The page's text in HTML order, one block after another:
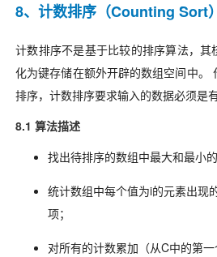
8、计数排序（Counting Sort）
计数排序不是基于比较的排序算法，
化为键存储在额外开辟的数组空间中。
排序，计数排序要求输入的数据必须是
8.1 算法描述
找出待排序的数组中最大和最小的
统计数组中每个值为i的元素出现
项；
对所有的计数累加（从C中的第